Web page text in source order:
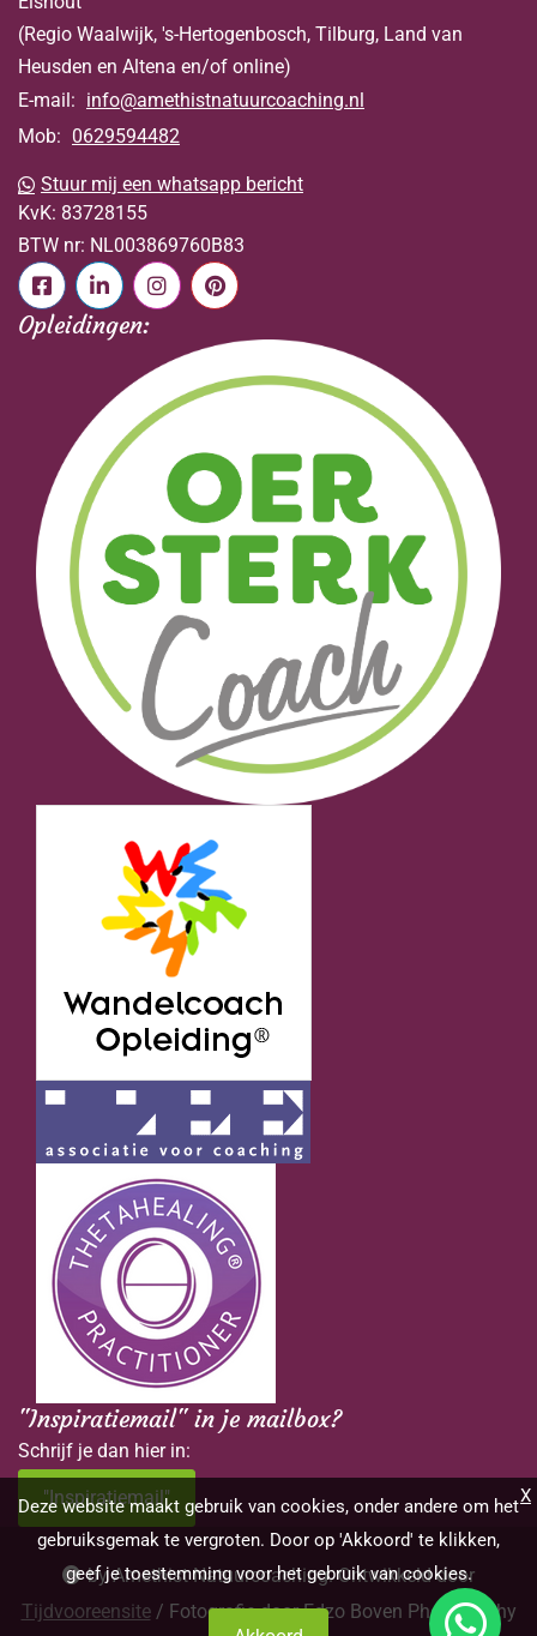
(Regio Waalwijk, 's-Hertogenbosch, Tilburg, Land van
Heusden en Altena en/of online)
E-mail: info@amethistnatuurcoaching.nl
Mob: 0629594482
Stuur mij een whatsapp bericht
KvK: 83728155
BTW nr: NL003869760B83
Opleidingen:
"Inspiratiemail" in je mailbox?
Schrijf je dan hier in:
"Inspiratiemail"
by Amethist Natuurcoaching. Ontwikkeld door
Tijdvooreensite/ Fotografie door Edzo Boven Photography
Deze website maakt gebruik van cookies, onder andere om het
gebruiksgemak te vergroten. Door op 'Akkoord' te klikken,
geef je toestemming voor het gebruik van cookies.
X